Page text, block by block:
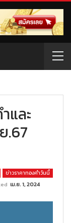
และ
.67
ข่าวราคาทองคำวันนี้
เม.ย. 1, 2024